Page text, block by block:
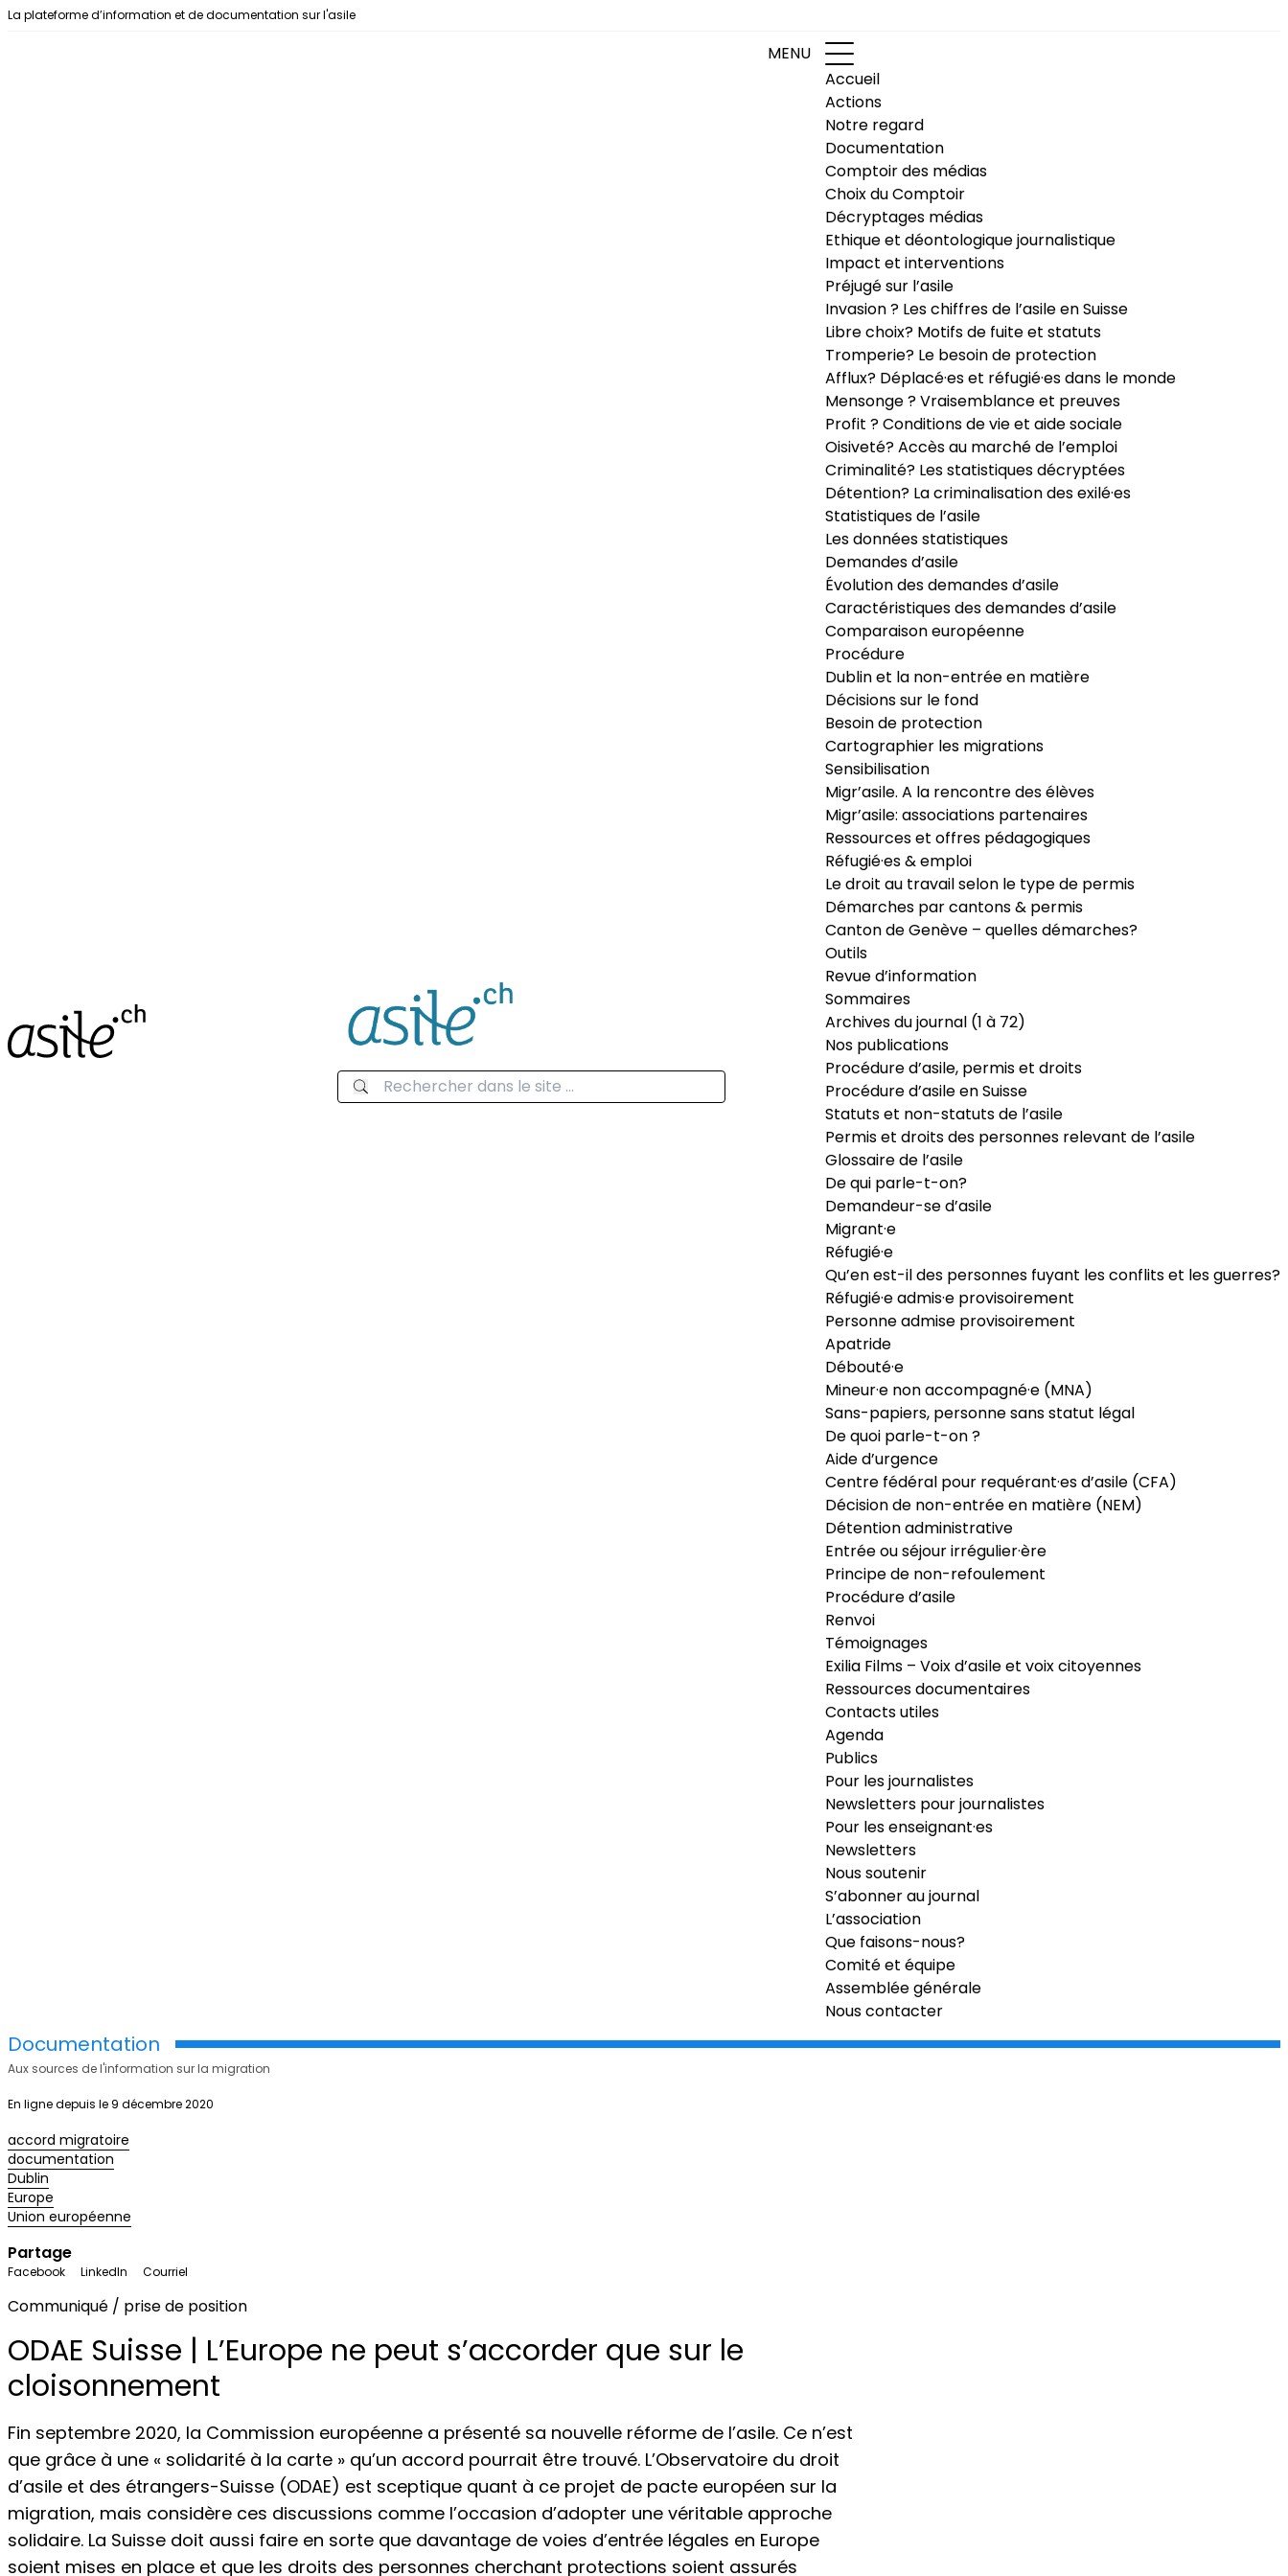
Aller au contenu
La plateforme d’information et de documentation sur l'asile
MENU
Accueil
Actions
Notre regard
Documentation
Comptoir des médias
Choix du Comptoir
Décryptages médias
Ethique et déontologique journalistique
Impact et interventions
Préjugé sur l’asile
Invasion ? Les chiffres de l’asile en Suisse
Libre choix? Motifs de fuite et statuts
Tromperie? Le besoin de protection
Afflux? Déplacé·es et réfugié·es dans le monde
Mensonge ? Vraisemblance et preuves
Profit ? Conditions de vie et aide sociale
Oisiveté? Accès au marché de l’emploi
Criminalité? Les statistiques décryptées
Détention? La criminalisation des exilé·es
Statistiques de l’asile
Les données statistiques
Demandes d’asile
Évolution des demandes d’asile
Caractéristiques des demandes d’asile
Comparaison européenne
Procédure
Dublin et la non-entrée en matière
Décisions sur le fond
Besoin de protection
Cartographier les migrations
Sensibilisation
Migr’asile. A la rencontre des élèves
Migr’asile: associations partenaires
Ressources et offres pédagogiques
Réfugié·es & emploi
Le droit au travail selon le type de permis
Démarches par cantons & permis
Canton de Genève – quelles démarches?
Outils
Revue d’information
Sommaires
Archives du journal (1 à 72)
Nos publications
Procédure d’asile, permis et droits
Procédure d’asile en Suisse
Statuts et non-statuts de l’asile
Permis et droits des personnes relevant de l’asile
Glossaire de l’asile
De qui parle-t-on?
Demandeur-se d’asile
Migrant·e
Réfugié·e
Qu’en est-il des personnes fuyant les conflits et les guerres?
Réfugié·e admis·e provisoirement
Personne admise provisoirement
Apatride
Débouté·e
Mineur·e non accompagné·e (MNA)
Sans-papiers, personne sans statut légal
De quoi parle-t-on ?
Aide d’urgence
Centre fédéral pour requérant·es d’asile (CFA)
Décision de non-entrée en matière (NEM)
Détention administrative
Entrée ou séjour irrégulier·ère
Principe de non-refoulement
Procédure d’asile
Renvoi
Témoignages
Exilia Films – Voix d’asile et voix citoyennes
Ressources documentaires
Contacts utiles
Agenda
Publics
Pour les journalistes
Newsletters pour journalistes
Pour les enseignant·es
Newsletters
Nous soutenir
S’abonner au journal
L’association
Que faisons-nous?
Comité et équipe
Assemblée générale
Nous contacter
Documentation
Aux sources de l'information sur la migration
En ligne depuis le 9 décembre 2020
accord migratoire
documentation
Dublin
Europe
Union européenne
Partage
Facebook LinkedIn Courriel
Communiqué / prise de position
ODAE Suisse | L’Europe ne peut s’accorder que sur le
cloisonnement
Fin septembre 2020, la Commission européenne a présenté sa nouvelle réforme de l’asile. Ce n’est
que grâce à une « solidarité à la carte » qu’un accord pourrait être trouvé. L’Observatoire du droit
d’asile et des étrangers-Suisse (ODAE) est sceptique quant à ce projet de pacte européen sur la
migration, mais considère ces discussions comme l’occasion d’adopter une véritable approche
solidaire. La Suisse doit aussi faire en sorte que davantage de voies d’entrée légales en Europe
soient mises en place et que les droits des personnes cherchant protections soient assurés